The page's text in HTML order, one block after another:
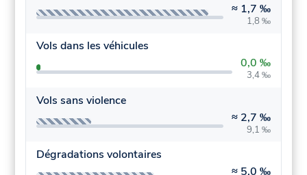
≈ 1,7 ‰
1,8 ‰
Vols dans les véhicules
0,0 ‰
3,4 ‰
Vols sans violence
≈ 2,7 ‰
9,1 ‰
Dégradations volontaires
≈ 5,0 ‰